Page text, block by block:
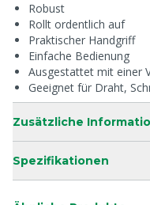
Robust
Rollt ordentlich auf
Praktischer Handgriff
Einfache Bedienung
Ausgestattet mit einer
Geeignet für Draht,
Zusätzliche
Spezifikationen